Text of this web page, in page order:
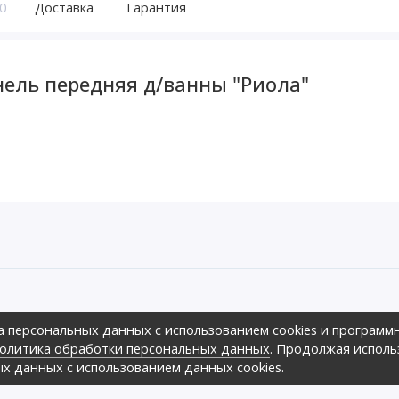
0 Доставка Гарантия
передняя д/ванны "Риола"
персональных данных с использованием cookies и
обработки персональных данных. Продолжая
данных с использованием данных cookies.
предложить своим клиентам
ценовых диапазонах.,
2026г.